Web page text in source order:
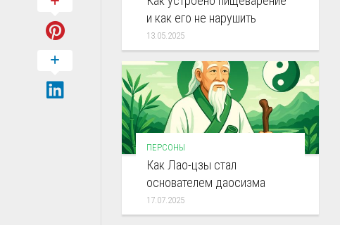
и как его не нарушить
13.05.2025
ПЕРСОНЫ
Как Лао-цзы стал
основателем даосизма
17.07.2025